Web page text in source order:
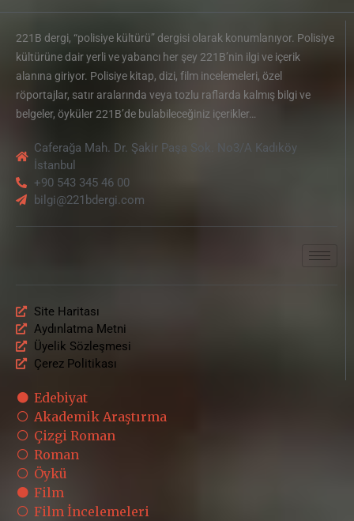
221B dergi, “polisiye kültürü” dergisi olarak konumlanıyor. Polisiye
kültürüne dair yerli ve yabancı her şey 221B’nin ilgi ve içerik
alanına giriyor. Polisiye kitap, dizi, film incelemeleri, özel
röportajlar, satır aralarında veya tozlu raflarda kalmış bilgi ve
belgeler, öyküler 221B’de bulabileceğiniz içerikler…
Caferağa Mah. Dr. Şakir Paşa Sok. No3/A Kadıköy
İstanbul
+90 543 345 46 00
bilgi@221bdergi.com
Site Haritası
Aydınlatma Metni
Üyelik Sözleşmesi
Çerez Politikası
Edebiyat
Akademik Araştırma
Çizgi Roman
Roman
Öykü
Film
Film İncelemeleri